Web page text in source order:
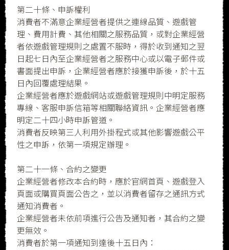
第二十條、申訴權利
消費者不滿意企業經營者提供之連線品質、遊戲管
理、費用計費、其他相關之服務品質，或對企業經營
者依遊戲管理規則之處置不服時，得於收到通知之翌
日起七日內至企業經營者之服務中心或以電子郵件或
書面提出申訴，企業經營者應於接獲申訴後，於十五
日內回覆處理結果。
企業經營者應於遊戲網站或遊戲管理規則中明定服務
專線、客服申訴信箱等相關聯絡資訊。企業經營者應
明定二十四小時申訴管道。
消費者反映第三人利用外掛程式或其他影響遊戲公平
性之申訴，依第一項規定辦理。
第二十一條、合約之變更
企業經營者修改本合約時，應於官網首頁、遊戲登入
頁面或購買頁面公告之，並以消費者留存之通訊方式
通知消費者。
企業經營者未依前項進行公告及通知者，其合約之變
更無效。
消費者於第一項通知到達後十五日內：